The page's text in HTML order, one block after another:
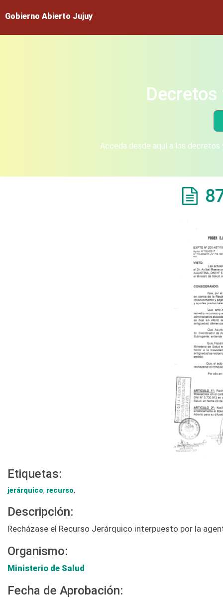
Gobierno Abierto Jujuy
Acceda desde aquí a los
Etiquetas:
jerárquico, recurso,
Descripción:
Recházase el Recurso Jerárquico interpuesto por la
Organismo:
Ministerio de Salud
Fecha de Aprobación: